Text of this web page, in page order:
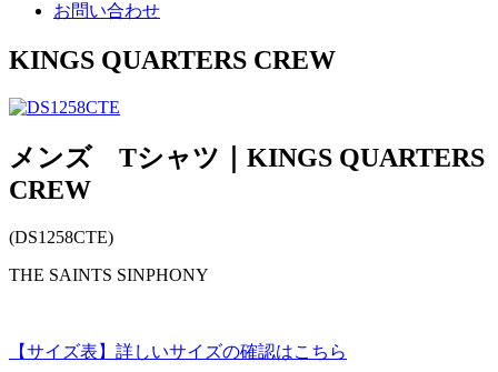
お問い合わせ
KINGS QUARTERS CREW
メンズ Tシャツ｜KINGS QUARTERS
CREW
(DS1258CTE)
THE SAINTS SINPHONY
【サイズ表】詳しいサイズの確認はこちら